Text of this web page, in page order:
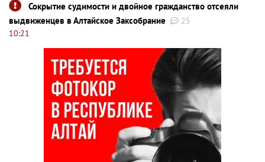
Сокрытие судимости и двойное гражданство отсеяли
выдвиженцев в Алтайское Заксобрание
25
10:21